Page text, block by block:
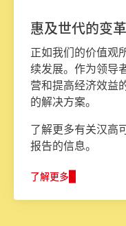
惠及世代的变
正如我们的价值观
续发展。作为领导
营和提高经济效益
的解决方案。
了解更多有关汉高
报告的信息。
了解更多